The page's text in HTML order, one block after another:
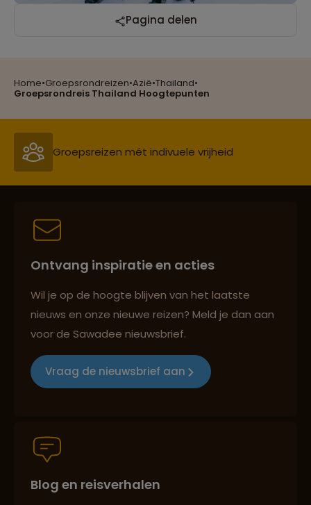
Home•Groepsrondreizen•Azië•Thailand•
Groepsrondreis Thailand Hoogtepunten
Pagina delen
Reizen met oog voor mens, cultuur en milieu
Groepsreizen mét indivuele vrijheid
Persoonlijk en deskundig reisadvies
Best beoordeelde reisroutes
Groepsreizen mét indivuele vrijheid
Best beoordeelde reisroutes
Ontvang inspiratie en acties
Wil je op de hoogte blijven van het laatste
nieuws en onze nieuwe reizen? Meld je dan aan
voor de Sawadee nieuwsbrief.
Vraag de nieuwsbrief aan
Blog en reisverhalen